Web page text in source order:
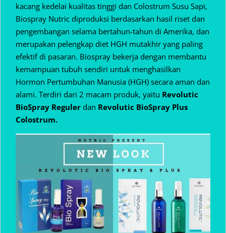
kacang kedelai kualitas tinggi dan Colostrum Susu Sapi,
Biospray Nutric diproduksi berdasarkan hasil riset dan
pengembangan selama bertahun-tahun di Amerika, dan
merupakan pelengkap diet HGH mutakhir yang paling
efektif di pasaran. Biospray bekerja dengan membantu
kemampuan tubuh sendiri untuk menghasilkan
Hormon Pertumbuhan Manusia (HGH) secara aman dan
alami. Terdiri dari 2 macam produk, yaitu Revolutic
BioSpray Reguler dan Revolutic BioSpray Plus
Colostrum.